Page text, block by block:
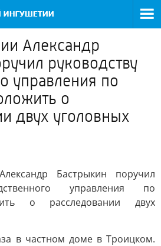
Александр
руководству
управления по
о
двух уголовных
Бастрыкин поручил
управления по
о расследовании двух
в частном доме в Троицком.